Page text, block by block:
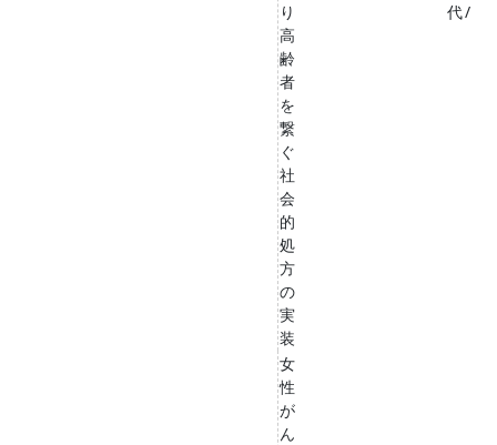
り
高
齢
者
を
繋
ぐ
社
会
的
処
方
の
実
装
代/
女
性
が
ん